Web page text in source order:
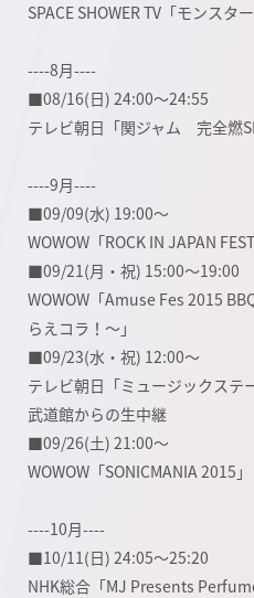
SPACE SHOWER TV「モンス
----8月----
■08/16(日) 24:00～24:55
テレビ朝日「関ジャム 完全燃
----9月----
■09/09(水) 19:00～
WOWOW「ROCK IN JAPAN
■09/21(月・祝) 15:00～19:00
WOWOW「Amuse Fes 2015
らえコラ！～」
■09/23(水・祝) 12:00～
テレビ朝日「ミュージックス
武道館からの生中継
■09/26(土) 21:00～
WOWOW「SONICMANIA 2015」
----10月----
■10/11(日) 24:05～25:20
NHK総合「MJ Presents